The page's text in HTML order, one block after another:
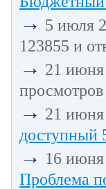
→ 5 июля
123855 и
→ 21 июня
просмотров
→ 21 июня
доступный
→ 16 июня
Проблема